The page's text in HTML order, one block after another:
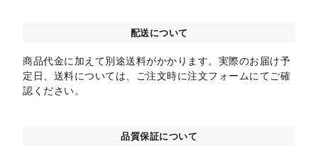
配送について
商品代金に加えて別途送料がかかります。実際のお届け予
定日、送料については、ご注文時に注文フォームにてご確
認ください。
品質保証について